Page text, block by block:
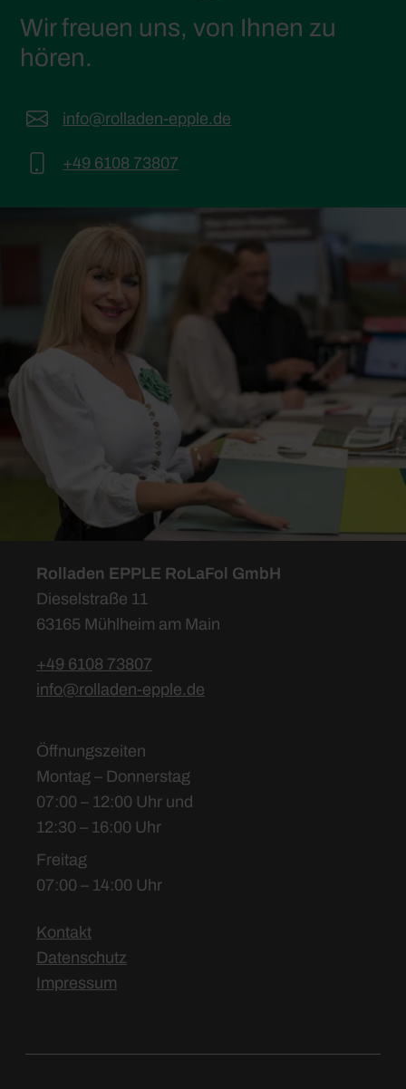
Wir freuen uns, von Ihnen zu
hören.
info@rolladen-epple.de
+49 6108 73807
Rolladen EPPLE RoLaFol GmbH
Dieselstraße 11
63165 Mühlheim am Main
+49 6108 73807
info@rolladen-epple.de
Öffnungszeiten
Montag – Donnerstag
07:00 – 12:00 Uhr und
12:30 – 16:00 Uhr
Freitag
07:00 – 14:00 Uhr
Kontakt
Datenschutz
Impressum